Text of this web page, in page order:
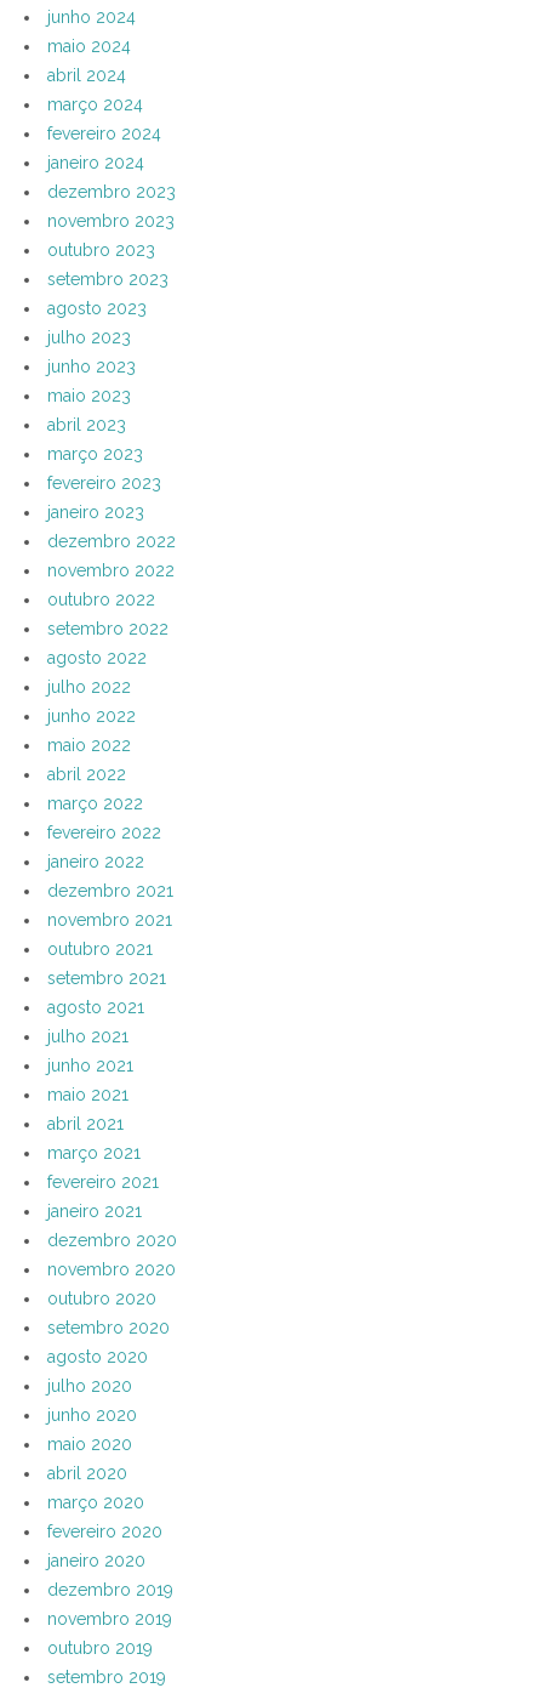
junho 2024
maio 2024
abril 2024
março 2024
fevereiro 2024
janeiro 2024
dezembro 2023
novembro 2023
outubro 2023
setembro 2023
agosto 2023
julho 2023
junho 2023
maio 2023
abril 2023
março 2023
fevereiro 2023
janeiro 2023
dezembro 2022
novembro 2022
outubro 2022
setembro 2022
agosto 2022
julho 2022
junho 2022
maio 2022
abril 2022
março 2022
fevereiro 2022
janeiro 2022
dezembro 2021
novembro 2021
outubro 2021
setembro 2021
agosto 2021
julho 2021
junho 2021
maio 2021
abril 2021
março 2021
fevereiro 2021
janeiro 2021
dezembro 2020
novembro 2020
outubro 2020
setembro 2020
agosto 2020
julho 2020
junho 2020
maio 2020
abril 2020
março 2020
fevereiro 2020
janeiro 2020
dezembro 2019
novembro 2019
outubro 2019
setembro 2019